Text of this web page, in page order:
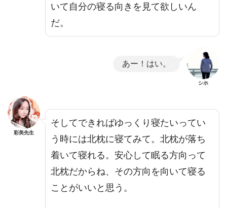
いて自分の寝る向きを見て欲しいん
だ。
あー！はい。
シホ
彩美先生
そしてできればゆっくり寝たいってい
う時には北枕に寝てみて。北枕が落ち
着いて寝れる。安心して眠る方向って
北枕だからね、その方向を向いて寝る
ことがいいと思う。